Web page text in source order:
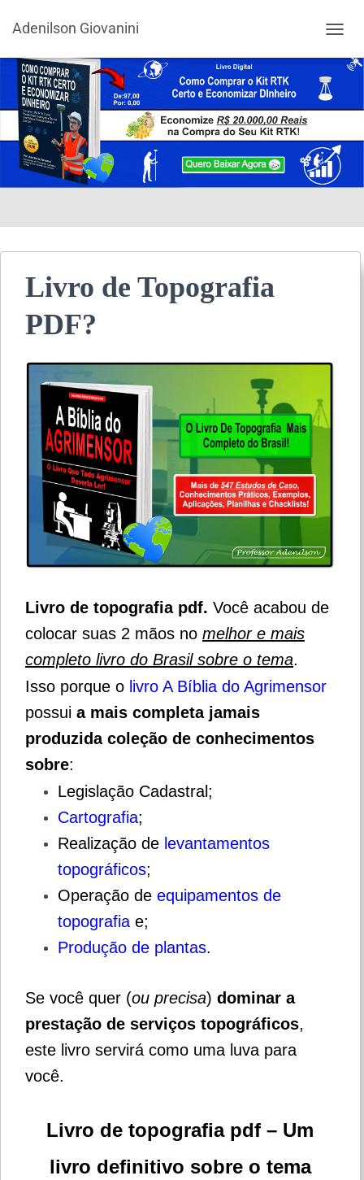
Adenilson Giovanini
Livro de Topografia
PDF?
Livro de topografia pdf. Você acabou de
colocar suas 2 mãos no melhor e mais
completo livro do Brasil sobre o tema.
Isso porque o livro A Bíblia do Agrimensor
possui a mais completa jamais
produzida coleção de conhecimentos
sobre:
Legislação Cadastral;
Cartografia;
Realização de levantamentos
topográficos;
Operação de equipamentos de
topografia e;
Produção de plantas.
Se você quer (ou precisa) dominar a
prestação de serviços topográficos,
este livro servirá como uma luva para
você.
Livro de topografia pdf – Um
livro definitivo sobre o tema